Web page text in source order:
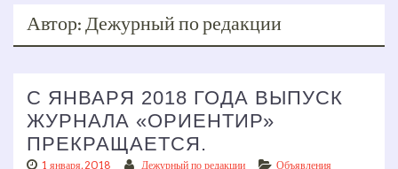
Автор: Дежурный по редакции
С ЯНВАРЯ 2018 ГОДА ВЫПУСК
ЖУРНАЛА «ОРИЕНТИР»
ПРЕКРАЩАЕТСЯ.
1 января, 2018 Дежурный по редакции Объявления